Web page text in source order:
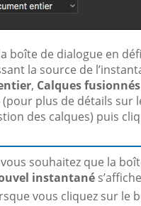
boîte de dialogue en
la source de
, Calques fusionnés
(pour plus de détails sur
des calques) puis
vous souhaitez que la
instantané
vous cliquez sur le